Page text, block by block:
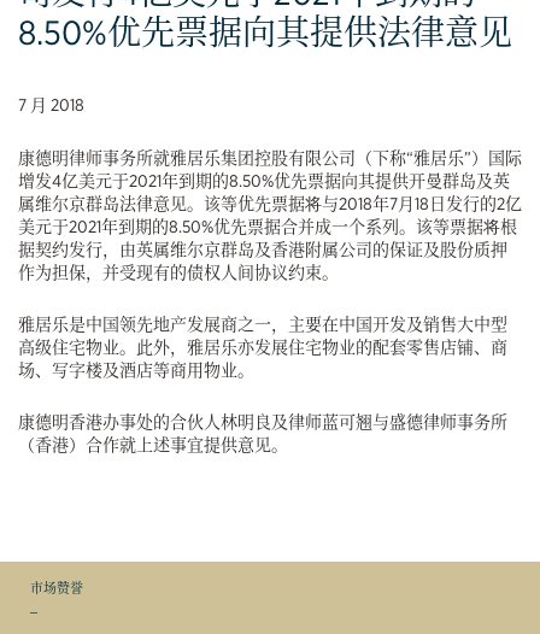
8.50%优先票据向其提供法律意见
7 月 2018
康德明律师事务所就雅居乐集团控股有限公司（下称“雅居乐”）国际
增发4亿美元于2021年到期的8.50%优先票据向其提供开曼群岛及英
属维尔京群岛法律意见。该等优先票据将与2018年7月18日发行的2亿
美元于2021年到期的8.50%优先票据合并成一个系列。该等票据将根
据契约发行，由英属维尔京群岛及香港附属公司的保证及股份质押
作为担保，并受现有的债权人间协议约束。
雅居乐是中国领先地产发展商之一，主要在中国开发及销售大中型
高级住宅物业。此外，雅居乐亦发展住宅物业的配套零售店铺、商
场、写字楼及酒店等商用物业。
康德明香港办事处的合伙人林明良及律师蓝可翘与盛德律师事务所
（香港）合作就上述事宜提供意见。
市场赞誉